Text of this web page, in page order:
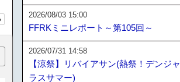
2026/08/03 15:00
FFRKミニレポート～第105回～
2026/07/31 14:58
【涼祭】リバイアサン(熱祭！デンジャ
ラスサマー)